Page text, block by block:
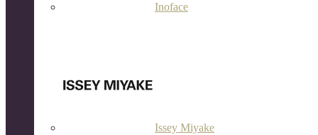
Inoface
Issey Miyake